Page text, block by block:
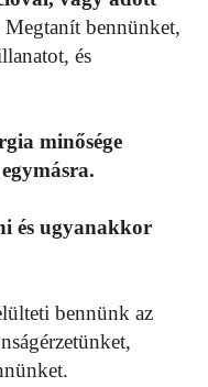
Megtanít bennünket,
és
minősége
és ugyanakkor
bennünk az